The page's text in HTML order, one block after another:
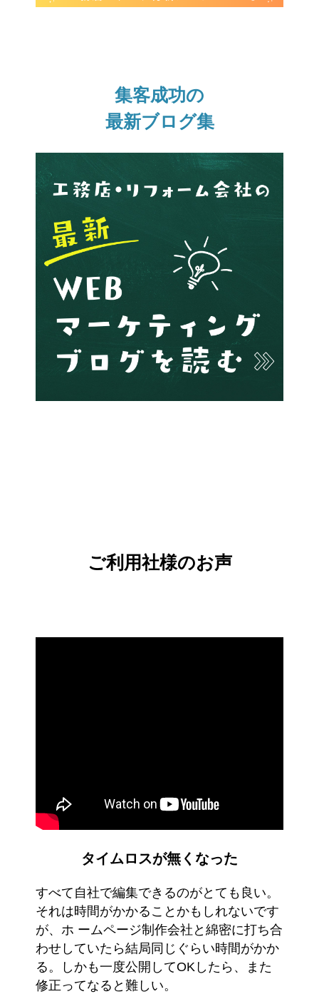
集客成功の
最新ブログ集
ご利用社様のお声
タイムロスが無くなった
すべて自社で編集できるのがとても良い。
それは時間がかかることかもしれないです
が、ホ ームページ制作会社と綿密に打ち合
わせしていたら結局同じぐらい時間がかか
る。しかも一度公開してOKしたら、また
修正ってなると難しい。